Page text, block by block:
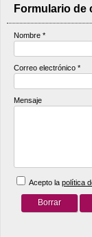
Formulario de
Nombre *
Correo electrónico *
Mensaje
Acepto la política